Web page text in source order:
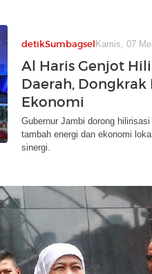
detikSumbagsel Kamis, 07
Al Haris Genjot
Daerah,
Ekonomi
Gubernur Jambi dorong
tambah energi dan ekonomi
sinergi.